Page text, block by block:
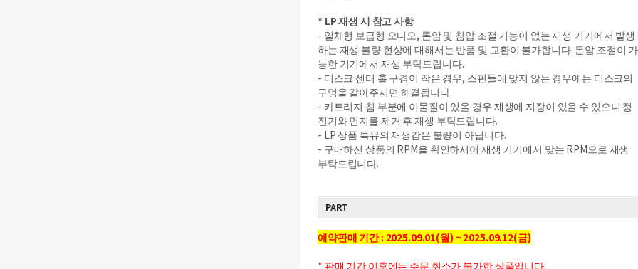
* LP 재생 시 참고 사항
- 일체형 보급형 오디오, 톤암 및 침압 조절 기능이 없는 재생 기기에서 발생
하는 재생 불량 현상에 대해서는 반품 및 교환이 불가합니다. 톤암 조절이 가
능한 기기에서 재생 부탁드립니다.
- 디스크 센터 홀 구경이 작은 경우, 스핀들에 맞지 않는 경우에는 디스크의
구멍을 갈아주시면 해결됩니다.
- 카트리지 침 부분에 이물질이 있을 경우 재생에 지장이 있을 수 있으니 정
전기와 먼지를 제거 후 재생 부탁드립니다.
- LP 상품 특유의 재생감은 불량이 아닙니다.
- 구매하신 상품의 RPM을 확인하시어 재생 기기에서 맞는 RPM으로 재생
부탁드립니다.
PART
예약판매 기간 : 2025.09.01(월) ~ 2025.09.12(금)
* 판매 기간 이후에는 주문 취소가 불가한 상품입니다.